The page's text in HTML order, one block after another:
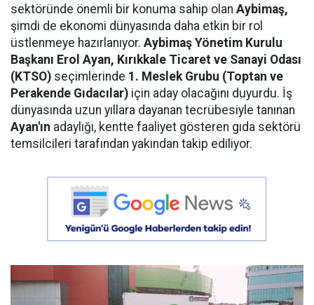
sektöründe önemli bir konuma sahip olan Aybimaş,
şimdi de ekonomi dünyasında daha etkin bir rol
üstlenmeye hazırlanıyor. Aybimaş Yönetim Kurulu
Başkanı Erol Ayan, Kırıkkale Ticaret ve Sanayi Odası
(KTSO) seçimlerinde 1. Meslek Grubu (Toptan ve
Perakende Gıdacılar) için aday olacağını duyurdu. İş
dünyasında uzun yıllara dayanan tecrübesiyle tanınan
Ayan'ın adaylığı, kentte faaliyet gösteren gıda sektörü
temsilcileri tarafından yakından takip ediliyor.